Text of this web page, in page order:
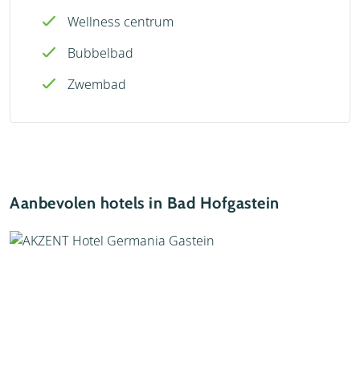
Wellness centrum
Bubbelbad
Zwembad
Aanbevolen hotels in Bad Hofgastein